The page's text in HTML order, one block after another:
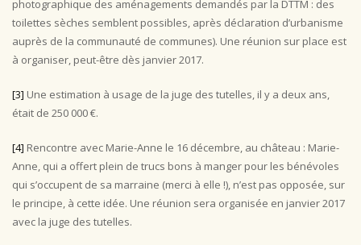
photographique des aménagements demandés par la DTTM : des
toilettes sèches semblent possibles, après déclaration d’urbanisme
auprès de la communauté de communes). Une réunion sur place est
à organiser, peut-être dès janvier 2017.
[3] Une estimation à usage de la juge des tutelles, il y a deux ans,
était de 250 000 €.
[4] Rencontre avec Marie-Anne le 16 décembre, au château : Marie-
Anne, qui a offert plein de trucs bons à manger pour les bénévoles
qui s’occupent de sa marraine (merci à elle !), n’est pas opposée, sur
le principe, à cette idée. Une réunion sera organisée en janvier 2017
avec la juge des tutelles.